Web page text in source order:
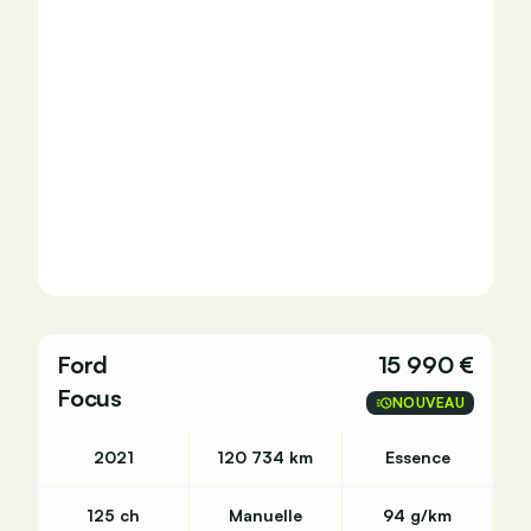
Ford
Focus
15 990 €
NOUVEAU
2021 120 734 km Essence
125 ch Manuelle 94 g/km